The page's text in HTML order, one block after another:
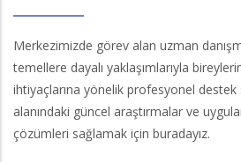
Merkezimizde görev alan uzman
temellere dayalı yaklaşımlarıyla
ihtiyaçlarına yönelik profesyonel destek
alanındaki güncel araştırmalar ve
çözümleri sağlamak için buradayız.